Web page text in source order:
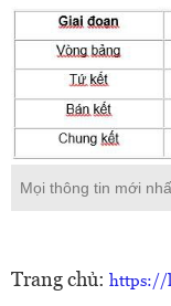
Mọi thông tin mới
Trang chủ: https://